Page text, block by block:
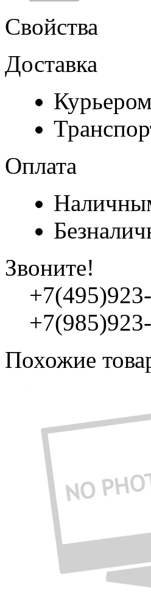
Свойства
Доставка
Оплата
Звоните!
Похожие